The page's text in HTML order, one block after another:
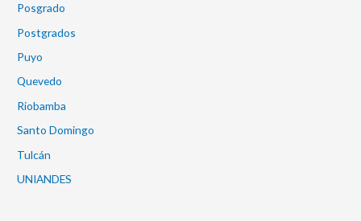
Posgrado
Postgrados
Puyo
Quevedo
Riobamba
Santo Domingo
Tulcán
UNIANDES